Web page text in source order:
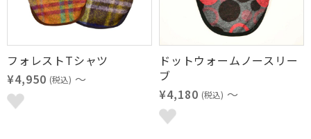
フォレストTシャツ
¥4,950 (税込) ～
ドットウォームノースリー
ブ
¥4,180 (税込) ～